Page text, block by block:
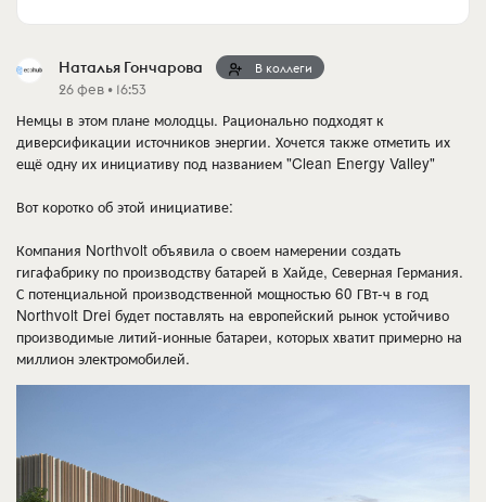
Наталья Гончарова В коллеги
26 фев • 16:53
Немцы в этом плане молодцы. Рационально подходят к
диверсификации источников энергии. Хочется также отметить их
ещё одну их инициативу под названием "Clean Energy Valley"
Вот коротко об этой инициативе:
Компания Northvolt объявила о своем намерении создать
гигафабрику по производству батарей в Хайде, Северная Германия.
С потенциальной производственной мощностью 60 ГВт-ч в год
Northvolt Drei будет поставлять на европейский рынок устойчиво
производимые литий-ионные батареи, которых хватит примерно на
миллион электромобилей.